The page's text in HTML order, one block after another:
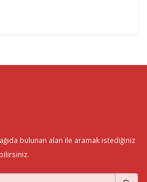
bulunan alan ile aramak istediğiniz